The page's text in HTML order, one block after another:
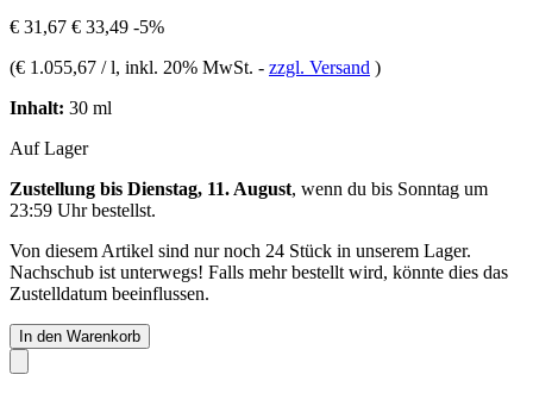
€ 31,67 € 33,49 -5%
(€ 1.055,67 / l, inkl. 20% MwSt. - zzgl. Versand )
Inhalt: 30 ml
Auf Lager
Zustellung bis Dienstag, 11. August, wenn du bis Sonntag um
23:59 Uhrbestellst.
Von diesem Artikel sind nur noch 24 Stück in unserem Lager.
Nachschub ist unterwegs! Falls mehr bestellt wird, könnte dies das
Zustelldatum beeinflussen.
In den Warenkorb